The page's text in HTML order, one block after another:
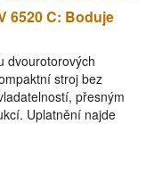
6520 C: Boduje
dvourotorových
stroj bez
přesným
Uplatnění najde